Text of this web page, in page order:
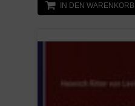
IN DEN WARENKORB